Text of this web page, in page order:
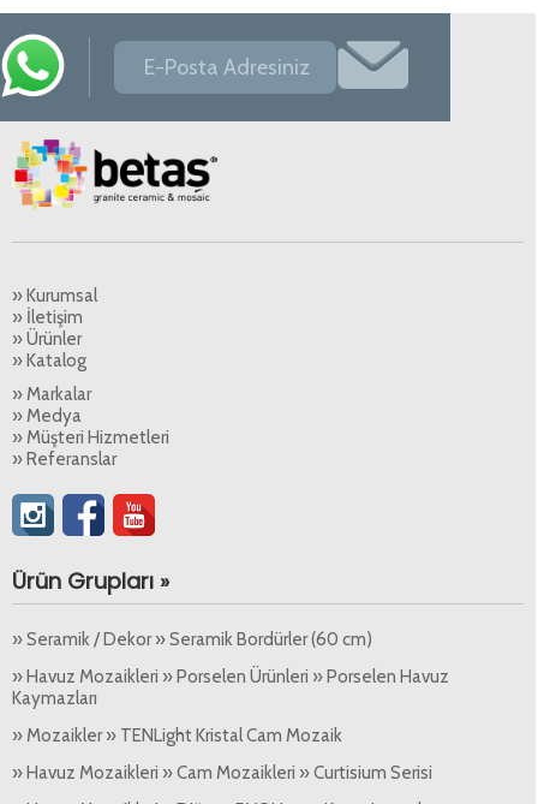
» Kurumsal
» İletişim
» Ürünler
» Katalog
» Markalar
» Medya
» Müşteri Hizmetleri
» Referanslar
Ürün Grupları »
» Seramik / Dekor » Seramik Bordürler (60 cm)
» Havuz Mozaikleri » Porselen Ürünleri » Porselen Havuz
Kaymazları
» Mozaikler » TENLight Kristal Cam Mozaik
» Havuz Mozaikleri » Cam Mozaikleri » Curtisium Serisi